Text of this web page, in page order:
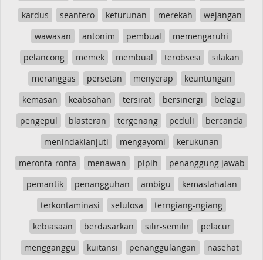
kardus
seantero keturunan merekah
wejangan
wawasan
antonim pembual
memengaruhi
pelancong
memek membual terobsesi
silakan
meranggas
persetan menyerap
keuntungan
kemasan
keabsahan tersirat bersinergi
belagu
pengepul
blasteran tergenang peduli
bercanda
menindaklanjuti
mengayomi
kerukunan
meronta-ronta
menawan pipih
penanggung jawab
pemantik
penangguhan ambigu
kemaslahatan
terkontaminasi
selulosa
terngiang-ngiang
kebiasaan
berdasarkan silir-semilir
pelacur
mengganggu
kuitansi penanggulangan
nasehat